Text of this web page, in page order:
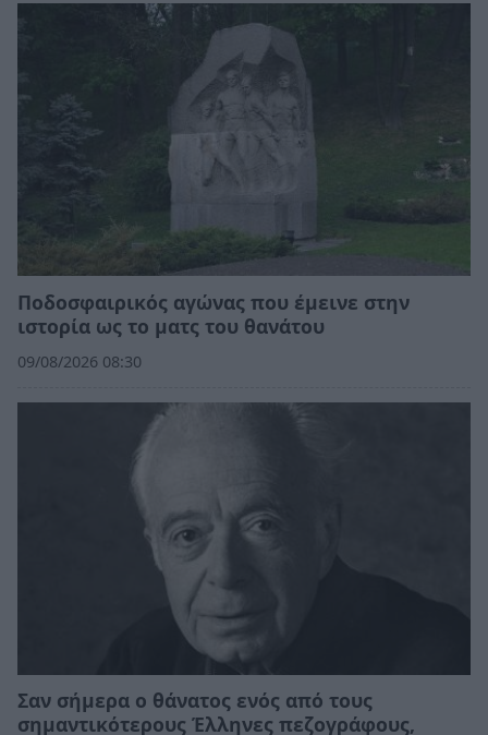
Ποδοσφαιρικός αγώνας που έμεινε στην
ιστορία ως το ματς του θανάτου
09/08/2026 08:30
Σαν σήμερα ο θάνατος ενός από τους
σημαντικότερους Έλληνες πεζογράφους,